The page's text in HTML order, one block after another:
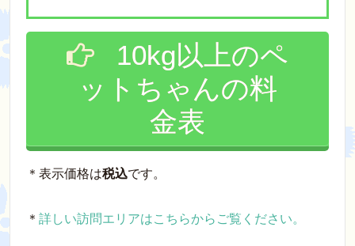
10kg以上のペ
ットちゃんの料
金表
＊表示価格は税込です。
＊ 詳しい訪問エリアはこちらからご覧ください。